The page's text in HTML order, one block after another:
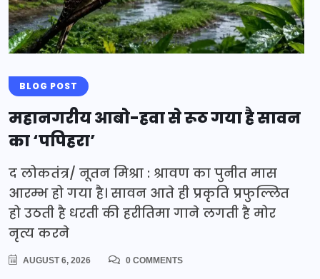
BLOG POST
महानगरीय आबो-हवा से रूठ गया है सावन
का ‘पपिहरा’
द लोकतंत्र/ नूतन मिश्रा : श्रावण का पुनीत मास
आरम्भ हो गया है। सावन आते ही प्रकृति प्रफुल्लित
हो उठती है धरती की हरीतिमा गाने लगती है मोर
नृत्य करने
AUGUST 6, 2026 0 COMMENTS